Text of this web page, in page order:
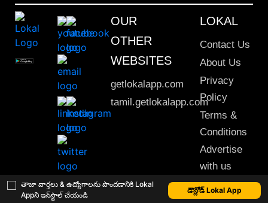
తాజా వార్తలు & ఉద్యోగాలను పొందడానికి Lokal
Appని ఇన్‌స్టాల్ చేయండి
డౌన్లోడ్ Lokal App
OUR
OTHER
WEBSITES
getlokalapp.com
tamil.getlokalapp.com
LOKAL
Contact Us
About Us
Privacy
Policy
Terms &
Conditions
Advertise
with us
Sitemap
This material may not be published, transmitted, rewritten or redistributed. © 2020 Lokal App. All rights reserved.